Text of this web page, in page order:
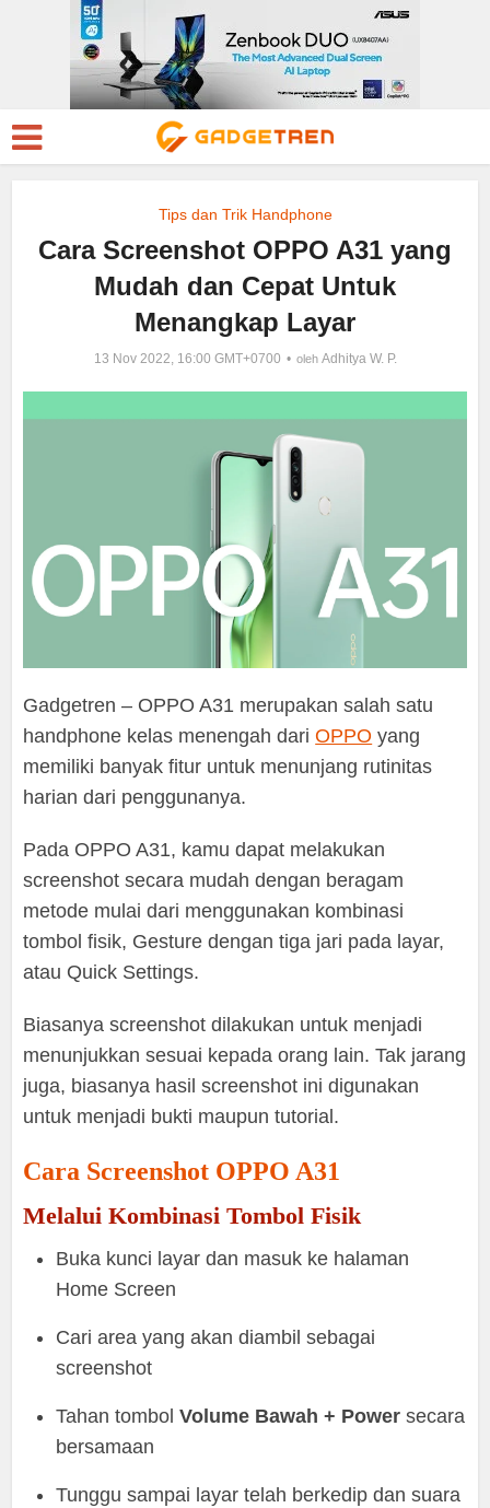
Tips dan Trik Handphone
Cara Screenshot OPPO A31 yang
Mudah dan Cepat Untuk
Menangkap Layar
13 Nov 2022, 16:00 GMT+0700 oleh Adhitya W. P.
Gadgetren – OPPO A31 merupakan salah satu
handphone kelas menengah dariOPPO yang
memiliki banyak fitur untuk menunjang rutinitas
harian dari penggunanya.
Pada OPPO A31, kamu dapat melakukan
screenshot secara mudah dengan beragam
metode mulai dari menggunakan kombinasi
tombol fisik, Gesture dengan tiga jari pada layar,
atau Quick Settings.
Biasanya screenshot dilakukan untuk menjadi
menunjukkan sesuai kepada orang lain. Tak jarang
juga, biasanya hasil screenshot ini digunakan
untuk menjadi bukti maupun tutorial.
Cara Screenshot OPPO A31
Melalui Kombinasi Tombol Fisik
Buka kunci layar dan masuk ke halaman
Home Screen
Cari area yang akan diambil sebagai
screenshot
Tahan tombolVolume Bawah + Power secara
bersamaan
Tunggu sampai layar telah berkedip dan suara